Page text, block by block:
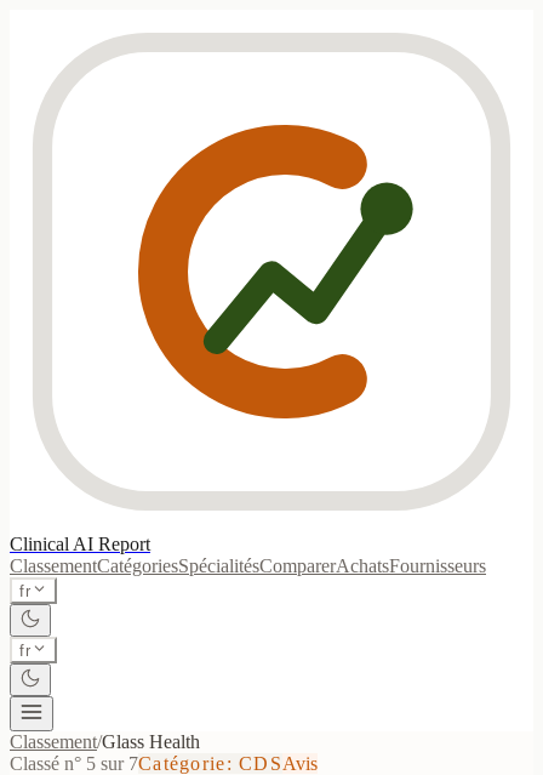
Clinical AI Report
ClassementCatégoriesSpécialitésComparerAchatsFournisseurs
fr
fr
Classement/Glass Health
Classé n° 5 sur 7Catégorie:CDSAvis